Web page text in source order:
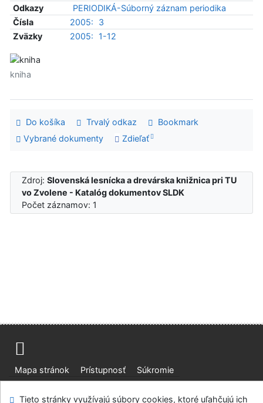
Odkazy
PERIODIKÁ-Súborný záznam periodika
Čísla
2005:
3
Zväzky
2005: 1-12
kniha
Do košíka Trvalý odkaz
Bookmark
Vybrané dokumenty
Zdieľať
Zdroj:Slovenská lesnícka a drevárska knižnica pri TU
vo Zvolene - Katalóg dokumentov SLDK
Počet záznamov: 1
Mapa stránok Prístupnosť
Súkromie
Tieto stránky využívajú súbory cookies, ktoré uľahčujú ich